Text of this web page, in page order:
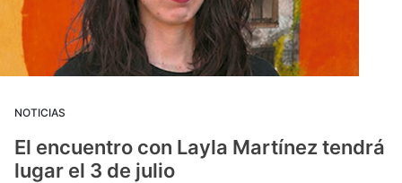
NOTICIAS
El encuentro con Layla Martínez tendrá
lugar el 3 de julio